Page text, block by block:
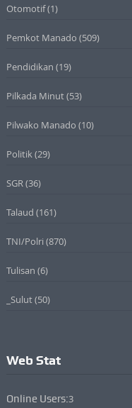
Otomotif(1)
Pemkot Manado (509)
Pendidikan (19)
Pilkada Minut(53)
Pilwako Manado (10)
Politik(29)
SGR(36)
Talaud (161)
TNI/Polri (870)
Tulisan (6)
_Sulut(50)
Web Stat
Online Users:3